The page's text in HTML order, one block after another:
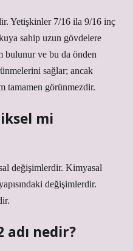
Yetişkinler 7/16 ila 9/16 inç
sahip uzun gövdelere
bulunur ve bu da önden
sağlar; ancak
tamamen görünmezdir.
mi
değişimlerdir. Kimyasal
değişimlerdir.
adı nedir?